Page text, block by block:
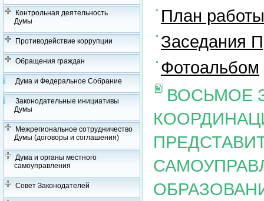
Контрольная деятельность
Думы
Противодействие коррупции
Обращения граждан
Дума и Федеральное Собрание
Законодательные инициативы
Думы
Межрегиональное сотрудничество
Думы (договоры и соглашения)
Дума и органы местного
самоуправления
Совет Законодателей
План
Заседания
Фотоальбом
ВОСЬМОЕ